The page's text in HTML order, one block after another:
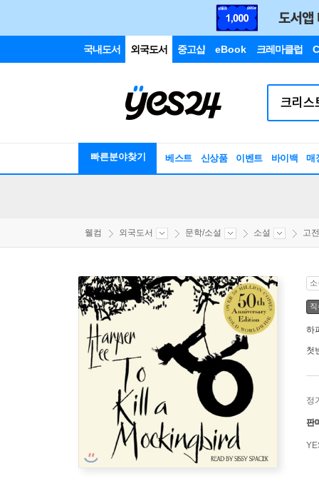
국내도서 외국도서 중고샵 eBook 크레마클럽
빠른분야찾기 베스트 신상품 이벤트 바이백 매
웰컴 외국도서 문학/소설 소설 고
하
첫
정
판